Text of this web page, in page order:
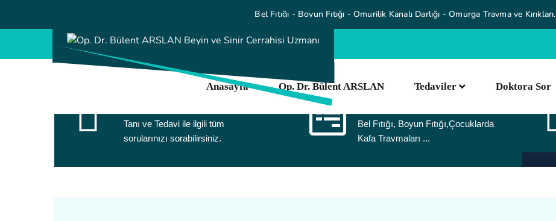
Bel Fıtığı - Boyun Fıtığı - Omurilik Kanalı Darlığı - Omurga Travma ve Kırıkları.
0216 339 73 53
Anasayfa Op. Dr. Bülent ARSLAN Tedaviler Doktora Sor
Tanı ve Tedavi ile ilgili tüm
sorularınızı sorabilirsiniz.
Bel Fıtığı, Boyun Fıtığı,Çocuklarda
Kafa Travmaları ...